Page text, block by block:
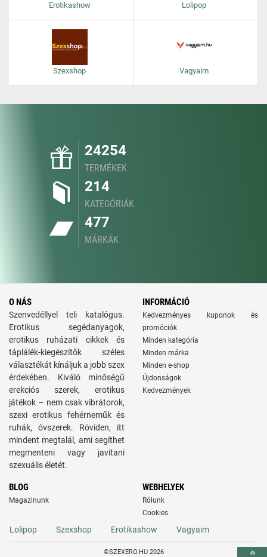
Erotikashow Lolipop
Szexshop Vagyaim
24254
TERMÉKEK
214
KATEGÓRIÁK
477
MÁRKÁK
O NÁS
Szenvedéllyel teli katalógus.
Erotikus segédanyagok,
erotikus ruházati cikkek és
táplálék-kiegészítők széles
választékát kínáljuk a jobb szex
érdekében. Kiváló minőségű
erekciós szerek, erotikus
játékok – nem csak vibrátorok,
szexi erotikus fehérneműk és
ruhák, óvszerek. Röviden, itt
mindent megtalál, ami segíthet
megmenteni vagy javítani
szexuális életét.
INFORMÁCIÓ
Kedvezményes kuponok és
promóciók
Minden kategória
Minden márka
Minden e-shop
Újdonságok
Kedvezmények
BLOG
Magazinunk
WEBHELYEK
Rólunk
Cookies
Lolipop Szexshop Erotikashow Vagyaim
©SZEXERO.HU 2026